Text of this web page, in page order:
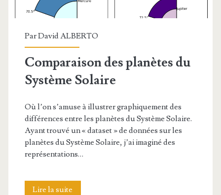
ParDavid ALBERTO
Comparaison des planètes du
Système Solaire
Où l’on s’amuse à illustrer graphiquement des
différences entre les planètes du Système Solaire.
Ayant trouvé un « dataset » de données sur les
planètes du Système Solaire, j’ai imaginé des
représentations…
Lire la suite